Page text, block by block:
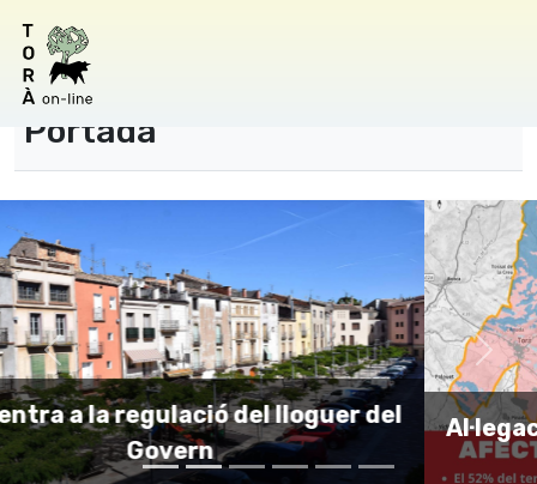
Portada
Al·legacions de l'Ajuntament de Torà al
PLATER